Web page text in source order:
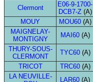
Clermont
E06-9-1700-
DCB7-Z(A)
MOUY
MOU60(A)
MAIGNELAY-
MONTIGNY
MAI60(A)
THURY-SOUS-
CLERMONT
TYC60(A)
TRICOT
TRC60(A)
LA NEUVILLE-
LAR60 (A)